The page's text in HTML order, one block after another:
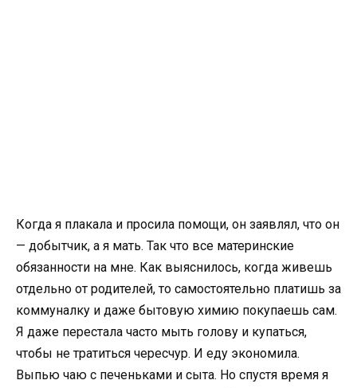
Когда я плакала и просила помощи, он заявлял, что он
— добытчик, а я мать. Так что все материнские
обязанности на мне. Как выяснилось, когда живешь
отдельно от родителей, то самостоятельно платишь за
коммуналку и даже бытовую химию покупаешь сам.
Я даже перестала часто мыть голову и купаться,
чтобы не тратиться чересчур. И еду экономила.
Выпью чаю с печеньками и сыта. Но спустя время я